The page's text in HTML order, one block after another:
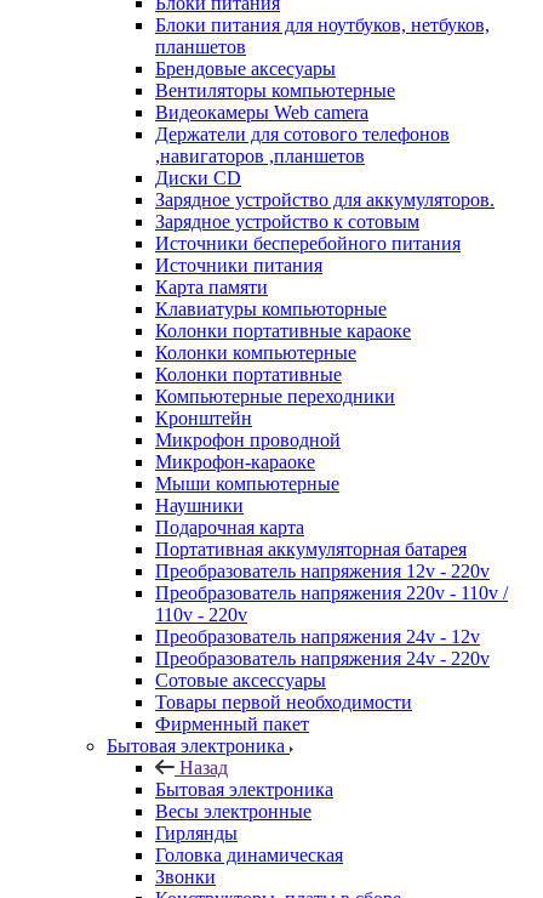
Блоки питания для ноутбуков, нетбуков,
планшетов
Брендовые аксесуары
Вентиляторы компьютерные
Видеокамеры Web camera
Держатели для сотового телефонов
,навигаторов ,планшетов
Диски CD
Зарядное устройство для аккумуляторов.
Зарядное устройство к сотовым
Источники бесперебойного питания
Источники питания
Карта памяти
Клавиатуры компьюторные
Колонки портативные караоке
Колонки компьютерные
Колонки портативные
Компьютерные переходники
Кронштейн
Микрофон проводной
Микрофон-караоке
Мыши компьютерные
Наушники
Подарочная карта
Портативная аккумуляторная батарея
Преобразователь напряжения 12v - 220v
Преобразователь напряжения 220v - 110v /
110v - 220v
Преобразователь напряжения 24v - 12v
Преобразователь напряжения 24v - 220v
Сотовые аксессуары
Товары первой необходимости
Фирменный пакет
Бытовая электроника
Назад
Бытовая электроника
Весы электронные
Гирлянды
Головка динамическая
Звонки